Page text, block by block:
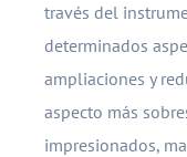
través del
determinados
ampliaciones y
aspecto más
impresionados,